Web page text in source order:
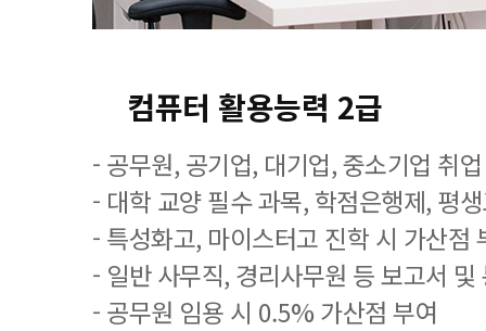
컴퓨터 활용능력 2급
- 공무원, 공기업, 대기업, 중소기업 취
- 대학 교양 필수 과목, 학점은행제, 평
- 특성화고, 마이스터고 진학 시 가산점
- 일반 사무직, 경리사무원 등 보고서 및
- 공무원 임용 시 0.5% 가산점 부여